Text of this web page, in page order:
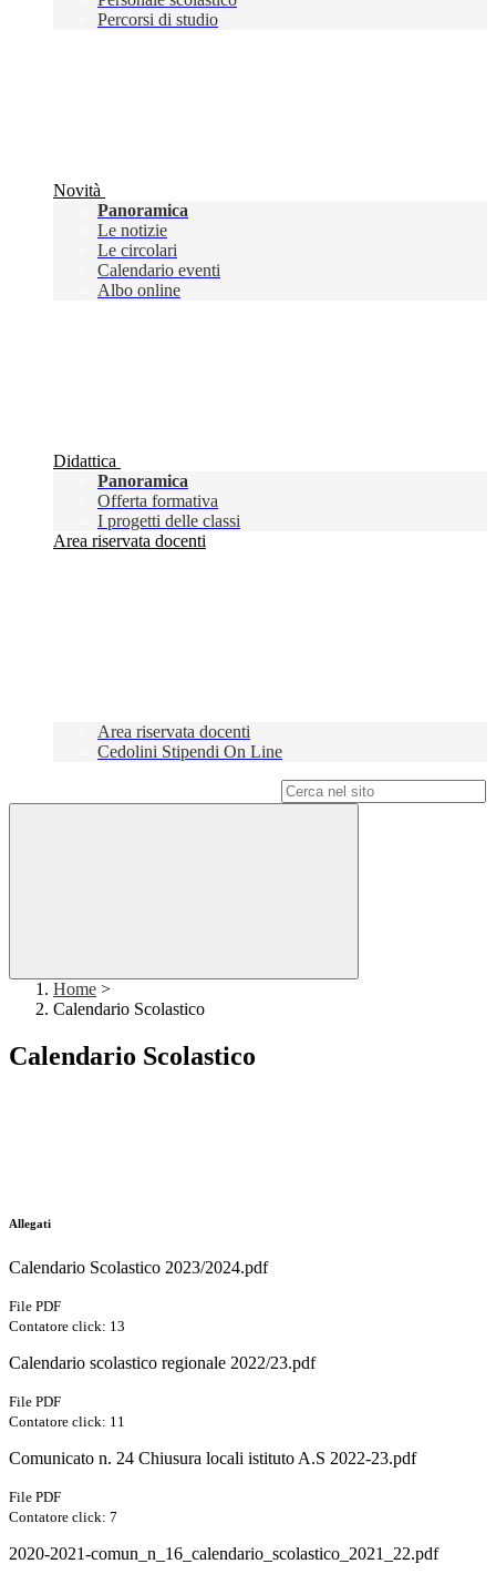
Percorsi di studio
Novità
Panoramica
Le notizie
Le circolari
Calendario eventi
Albo online
Didattica
Panoramica
Offerta formativa
I progetti delle classi
Area riservata docenti
Area riservata docenti
Cedolini Stipendi On Line
Home >
Calendario Scolastico
Calendario Scolastico
Allegati
Calendario Scolastico 2023/2024.pdf
File PDF
Contatore click: 13
Calendario scolastico regionale 2022/23.pdf
File PDF
Contatore click: 11
Comunicato n. 24 Chiusura locali istituto A.S 2022-23.pdf
File PDF
Contatore click: 7
2020-2021-comun_n_16_calendario_scolastico_2021_22.pdf